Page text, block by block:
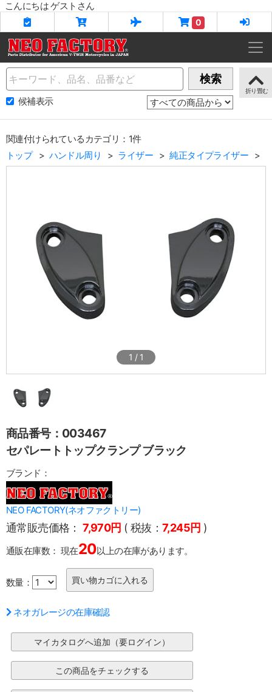
こんにちは ゲストさん
0
Name 検索
候補表示
関連付けられているカテゴリ：1件
トップ
ハンドル周り ライザー 純正タイプライザー
1 / 1
商品番号：003467
セパレートトップクランプ ブラック
ブランド：
NEO FACTORY(ネオファクトリー)
通常販売価格： 7,970円 ( 税抜：7,245円 )
通販在庫数： 現在20以上の在庫があります。
数量：
ネオガレージの在庫確認